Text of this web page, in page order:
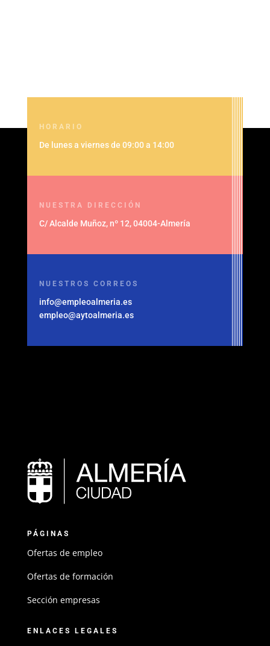
HORARIO
De lunes a viernes de 09:00 a 14:00
NUESTRA DIRECCIÓN
C/ Alcalde Muñoz, nº 12, 04004-Almería
NUESTROS CORREOS
info@empleoalmeria.es
empleo@aytoalmeria.es
PÁGINAS
Ofertas de empleo
Ofertas de formación
Sección empresas
ENLACES LEGALES